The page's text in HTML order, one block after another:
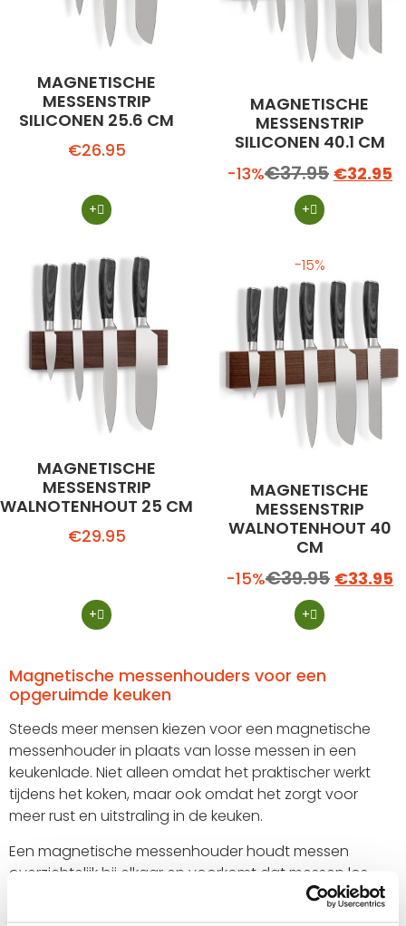
MAGNETISCHE
MESSENSTRIP
SILICONEN 25.6 CM
€26.95
+
MAGNETISCHE
MESSENSTRIP
SILICONEN 40.1 CM
-13%€37.95 €32.95
+
MAGNETISCHE
MESSENSTRIP
WALNOTENHOUT 25 CM
€29.95
+
-15%
MAGNETISCHE
MESSENSTRIP
WALNOTENHOUT 40
CM
-15%€39.95 €33.95
+
Magnetische messenhouders voor een
opgeruimde keuken
Steeds meer mensen kiezen voor een magnetische
messenhouder in plaats van losse messen in een
keukenlade. Niet alleen omdat het praktischer werkt
tijdens het koken, maar ook omdat het zorgt voor
meer rust en uitstraling in de keuken.
Een magnetische messenhouder houdt messen
overzichtelijk bij elkaar en voorkomt dat messen los